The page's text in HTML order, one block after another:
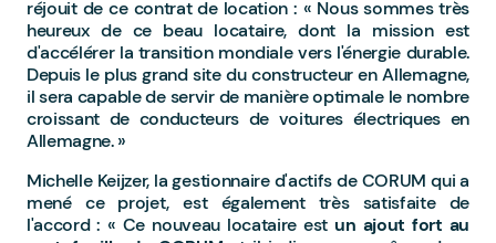
réjouit de ce contrat de location : « Nous sommes très
heureux de ce beau locataire, dont la mission est
d'accélérer la transition mondiale vers l'énergie durable.
Depuis le plus grand site du constructeur en Allemagne,
il sera capable de servir de manière optimale le nombre
croissant de conducteurs de voitures électriques en
Allemagne. »
Michelle Keijzer, la gestionnaire d'actifs de CORUM qui a
mené ce projet, est également très satisfaite de
l'accord : « Ce nouveau locataire estun ajout fort au